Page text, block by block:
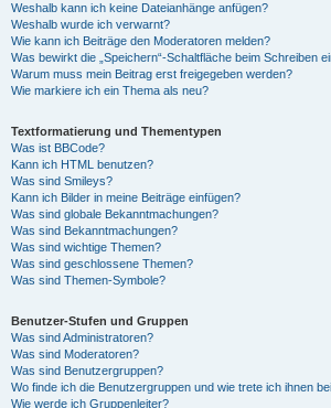
Weshalb kann ich keine Dateianhänge anfügen?
Weshalb wurde ich verwarnt?
Wie kann ich Beiträge den Moderatoren melden?
Was bewirkt die „Speichern“-Schaltfläche beim Schreiben
Warum muss mein Beitrag erst freigegeben werden?
Wie markiere ich ein Thema als neu?
Textformatierung und Thementypen
Was ist BBCode?
Kann ich HTML benutzen?
Was sind Smileys?
Kann ich Bilder in meine Beiträge einfügen?
Was sind globale Bekanntmachungen?
Was sind Bekanntmachungen?
Was sind wichtige Themen?
Was sind geschlossene Themen?
Was sind Themen-Symbole?
Benutzer-Stufen und Gruppen
Was sind Administratoren?
Was sind Moderatoren?
Was sind Benutzergruppen?
Wo finde ich die Benutzergruppen und wie trete ich ihnen
Wie werde ich Gruppenleiter?